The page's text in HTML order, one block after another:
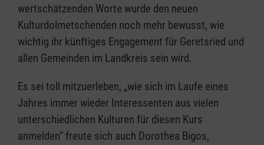
wertschätzenden Worte wurde den neuen
Kulturdolmetschenden noch mehr bewusst, wie
wichtig ihr künftiges Engagement für Geretsried und
allen Gemeinden im Landkreis sein wird.
Es sei toll mitzuerleben, „wie sich im Laufe eines
Jahres immer wieder Interessenten aus vielen
unterschiedlichen Kulturen für diesen Kurs
anmelden“ freute sich auch Dorothea Bigos,